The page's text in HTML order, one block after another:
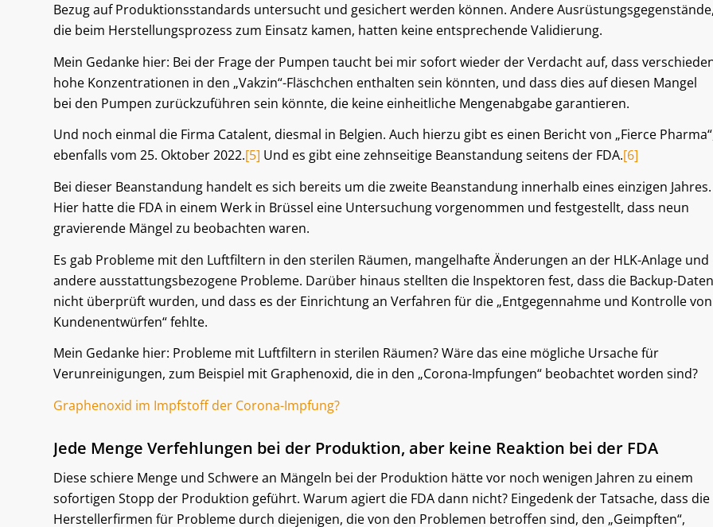
Bezug auf Produktionsstandards untersucht und gesichert werden können. Andere
die beim Herstellungsprozess zum Einsatz kamen, hatten keine entsprechende Validierung.
Mein Gedanke hier: Bei der Frage der Pumpen taucht bei mir sofort wieder der Verdacht auf, dass
hohe Konzentrationen in den „Vakzin“-Fläschchen enthalten sein könnten, und dass dies auf diesen Mangel
bei den Pumpen zurückzuführen sein könnte, die keine einheitliche Mengenabgabe garantieren.
Und noch einmal die Firma Catalent, diesmal in Belgien. Auch hierzu gibt es einen Bericht von „Fierce
ebenfalls vom 25. Oktober 2022.[5] Und es gibt eine zehnseitige Beanstandung seitens der FDA.[6]
Bei dieser Beanstandung handelt es sich bereits um die zweite Beanstandung innerhalb eines einzigen Jahres.
Hier hatte die FDA in einem Werk in Brüssel eine Untersuchung vorgenommen und festgestellt, dass neun
gravierende Mängel zu beobachten waren.
Es gab Probleme mit den Luftfiltern in den sterilen Räumen, mangelhafte Änderungen an der HLK-Anlage und
andere ausstattungsbezogene Probleme. Darüber hinaus stellten die Inspektoren fest, dass die Backup-Daten
nicht überprüft wurden, und dass es der Einrichtung an Verfahren für die „Entgegennahme und Kontrolle von
Kundenentwürfen“ fehlte.
Mein Gedanke hier: Probleme mit Luftfiltern in sterilen Räumen? Wäre das eine mögliche Ursache für
Verunreinigungen, zum Beispiel mit Graphenoxid, die in den „Corona-Impfungen“ beobachtet worden sind?
Graphenoxid im Impfstoff der Corona-Impfung?
Jede Menge Verfehlungen bei der Produktion, aber keine Reaktion bei der FDA
Diese schiere Menge und Schwere an Mängeln bei der Produktion hätte vor noch wenigen Jahren zu einem
sofortigen Stopp der Produktion geführt. Warum agiert die FDA dann nicht? Eingedenk der Tatsache, dass die
Herstellerfirmen für Probleme durch diejenigen, die von den Problemen betroffen sind, den „Geimpften“,